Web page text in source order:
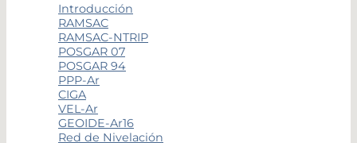
Introducción
RAMSAC
RAMSAC-NTRIP
POSGAR 07
POSGAR 94
PPP-Ar
CIGA
VEL-Ar
GEOIDE-Ar16
Red de Nivelación